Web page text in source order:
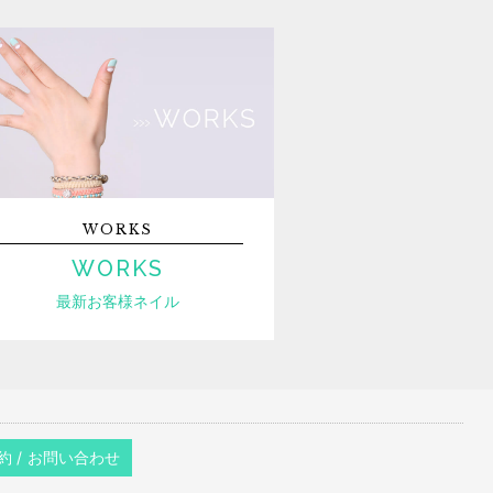
WORKS
WORKS
最新お客様ネイル
/ お問い合わせ